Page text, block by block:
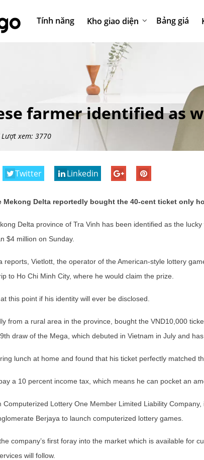
Tính năng Kho giao diện Bảng giá
farmer identified as
xem: 3770
Twitter Linkedin
Mekong Delta reportedly bought the 40-cent ticket only
Delta province of Tra Vinh has been identified as the
$4 million on Sunday.
reports, Vietlott, the operator of the American-style lottery
to Ho Chi Minh City, where he would claim the prize.
this point if his identity will ever be disclosed.
from a rural area in the province, bought the VND10,000
draw of the Mega, which debuted in Vietnam in July and
lunch at home and found that his ticket perfectly matched
a 10 percent income tax, which means he can pocket an
Computerized Lottery One Member Limited Liability
Berjaya to launch computerized lottery games.
company’s first foray into the market which is available for
will follow.